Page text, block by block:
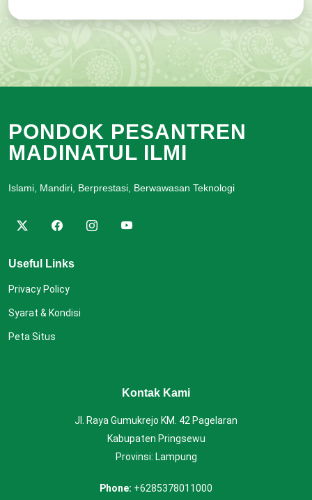
PONDOK PESANTREN
MADINATUL ILMI
Islami, Mandiri, Berprestasi, Berwawasan Teknologi
Useful Links
Privacy Policy
Syarat & Kondisi
Peta Situs
Kontak Kami
Jl. Raya Gumukrejo KM. 42 Pagelaran
Kabupaten Pringsewu
Provinsi: Lampung
Phone: +6285378011000